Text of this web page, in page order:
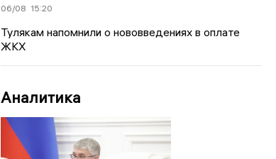
06/08 15:20
Тулякам напомнили о нововведениях в оплате
ЖКХ
Аналитика